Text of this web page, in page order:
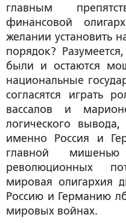
главным
финансовой
желании установить
порядок?
были и остаются
национальные
согласятся играть
вассалов и
логического
именно Россия и
главной
революционных
мировая олигархия
Россию и Германию
мировых войнах.